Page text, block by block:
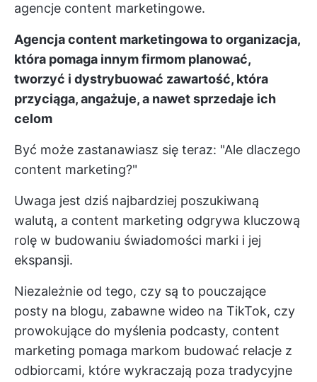
agencje content marketingowe.
Agencja content marketingowa to organizacja,
która pomaga innym firmom planować,
tworzyć i dystrybuować zawartość, która
przyciąga, angażuje, a nawet sprzedaje ich
celom
Być może zastanawiasz się teraz: "Ale dlaczego
content marketing?"
Uwaga jest dziś najbardziej poszukiwaną
walutą, a content marketing odgrywa kluczową
rolę w budowaniu świadomości marki i jej
ekspansji.
Niezależnie od tego, czy są to pouczające
posty na blogu, zabawne wideo na TikTok, czy
prowokujące do myślenia podcasty, content
marketing pomaga markom budować relacje z
odbiorcami, które wykraczają poza tradycyjne